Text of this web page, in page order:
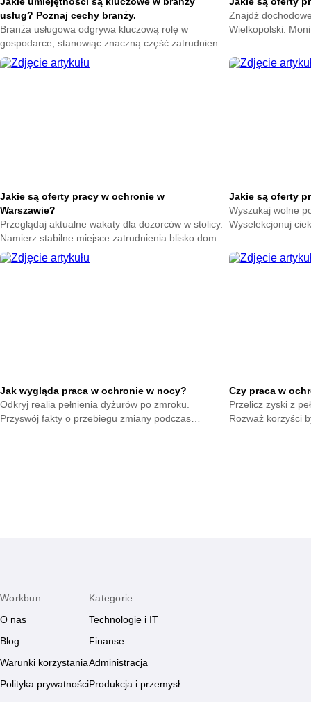
usług? Poznaj cechy branży.
Branża usługowa odgrywa kluczową rolę w
gospodarce, stanowiąc znaczną część zatrudnienia
i wpływając na rozwój wielu sektorów. W miarę jak
rynek pracy ewoluuje, umiejętności wymagane w tej
Znajdź
Wielkopolski.
zawodową.
Jakie są oferty pracy w ochronie w
Warszawie?
Przeglądaj aktualne wakaty dla dozorców w stolicy.
Namierz stabilne miejsce zatrudnienia blisko domu.
Wykorzystaj szansę na szybki rozwój w branży.
Jakie są oferty
Wyszukaj wolne
Wyselekcjonuj
Jak wygląda praca w ochronie w nocy?
Odkryj realia pełnienia dyżurów po zmroku.
Przyswój fakty o przebiegu zmiany podczas
Czy praca w
Przelicz zyski z
Rozważ korzyści
Workbun
O nas
Blog
Warunki korzystania
Polityka prywatności
Kategorie
Technologie i IT
Finanse
Administracja
Produkcja i przemysł